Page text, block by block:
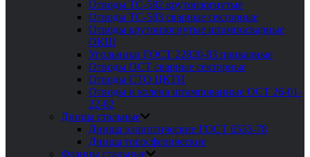
Отводы ТС-582 крутоизогнутые
Отводы ТС-583 сварные секторные
Отводы крутоизогнутые штампосварные
ОКШ
Угольники ГОСТ 22820-83 приварные
Отводы ОСТ сварные секторные
Отводы СТО ЦКТИ
Отводы и колена штампованные ОСТ 26-01-
22-82
Днища стальные
Днища эллиптические ГОСТ 6533-78
Днища торосферические
Фланцы стальные